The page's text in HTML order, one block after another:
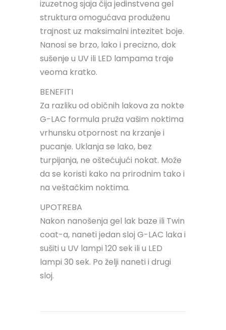
izuzetnog sjaja čija jedinstvena gel
struktura omogućava produženu
trajnost uz maksimalni intezitet boje.
Nanosi se brzo, lako i precizno, dok
sušenje u UV ili LED lampama traje
veoma kratko.
BENEFITI
Za razliku od običnih lakova za nokte
G-LAC formula pruža vašim noktima
vrhunsku otpornost na krzanje i
pucanje. Uklanja se lako, bez
turpijanja, ne oštećujući nokat. Može
da se koristi kako na prirodnim tako i
na veštačkim noktima.
UPOTREBA
Nakon nanošenja gel lak baze ili Twin
coat-a, naneti jedan sloj G-LAC laka i
sušiti u UV lampi 120 sek ili u LED
lampi 30 sek. Po želji naneti i drugi
sloj.